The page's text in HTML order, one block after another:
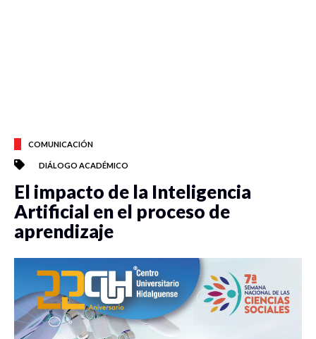
COMUNICACIÓN
DIÁLOGO ACADÉMICO
El impacto de la Inteligencia
Artificial en el proceso de
aprendizaje